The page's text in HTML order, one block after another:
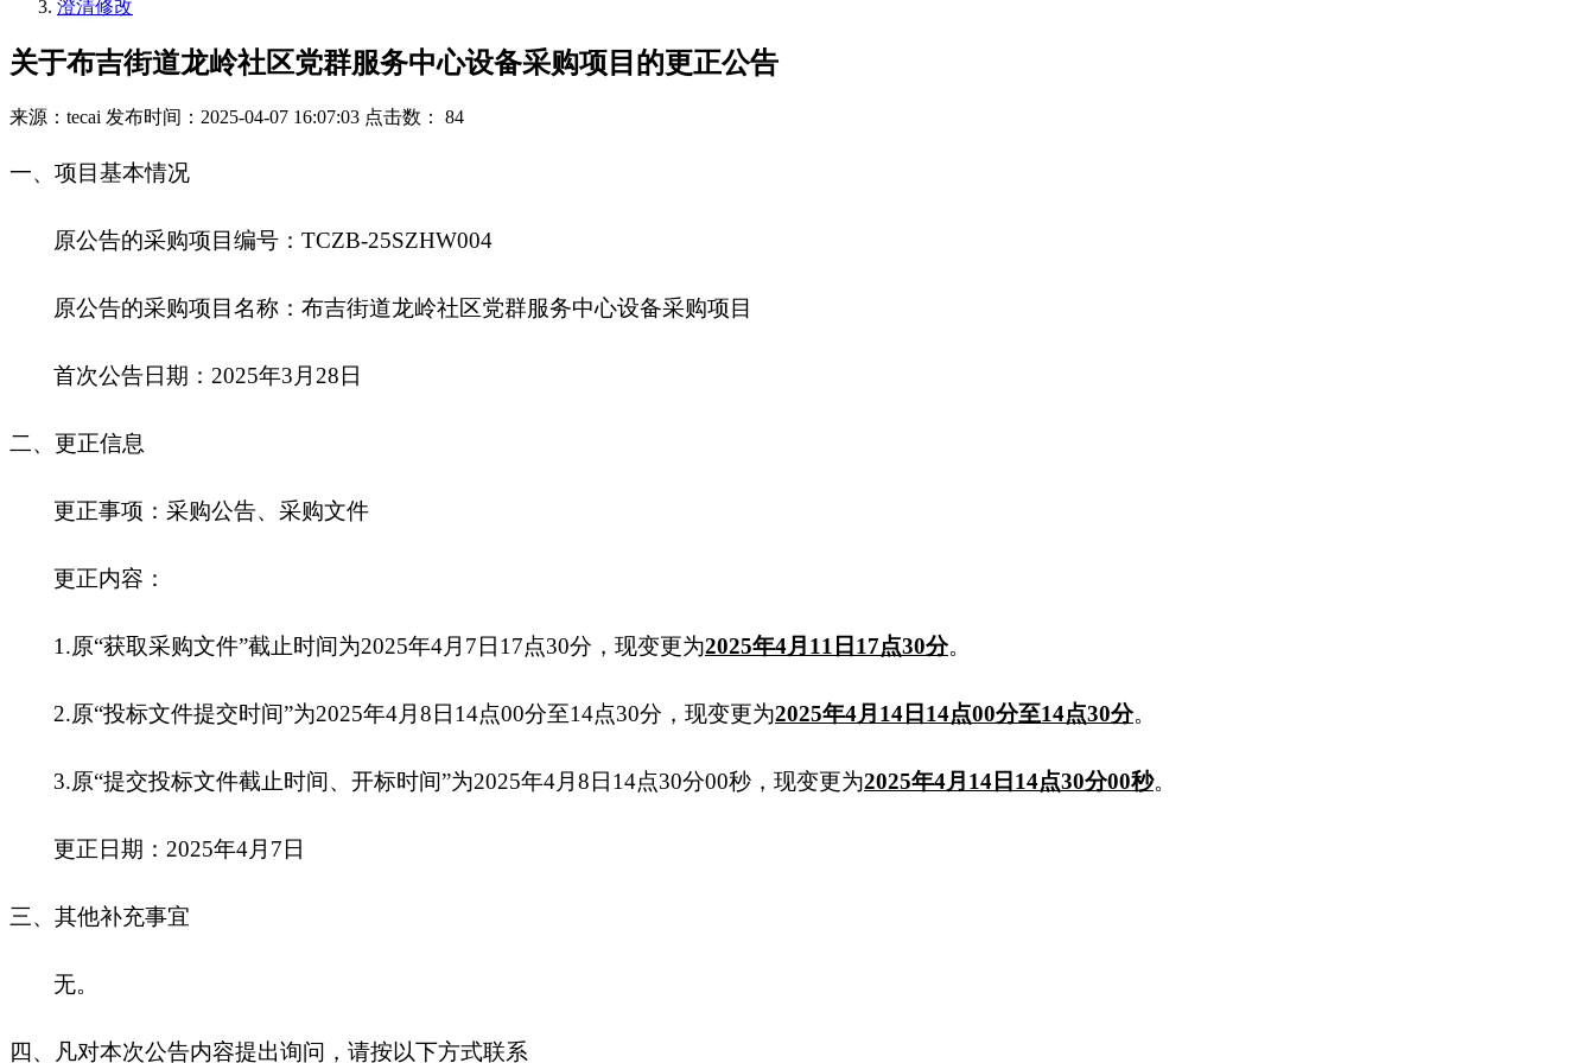
澄清修改
关于布吉街道龙岭社区党群服务中心设备采购项目的更正公告
来源：tecai 发布时间：2025-04-07 16:07:03 点击数： 84
一、项目基本情况
原公告的采购项目编号：TCZB-25SZHW004
原公告的采购项目名称：布吉街道龙岭社区党群服务中心设备采购项目
首次公告日期：2025年3月28日
二、更正信息
更正事项：采购公告、采购文件
更正内容：
1.原“获取采购文件”截止时间为2025年4月7日17点30分，现变更为2025年4月11日17点30分。
2.原“投标文件提交时间”为2025年4月8日14点00分至14点30分，现变更为2025年4月14日14点00分至14点30分。
3.原“提交投标文件截止时间、开标时间”为2025年4月8日14点30分00秒，现变更为2025年4月14日14点30分00秒。
更正日期：2025年4月7日
三、其他补充事宜
无。
四、凡对本次公告内容提出询问，请按以下方式联系